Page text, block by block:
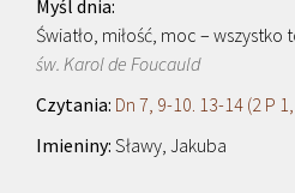
Światło, miłość, moc –
św. Karol de Foucauld
Dn 7, 9-10. 13-14 (2 P
Sławy, Jakuba